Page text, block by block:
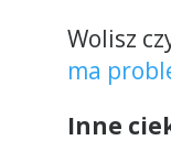
Wolisz
ma
Inne